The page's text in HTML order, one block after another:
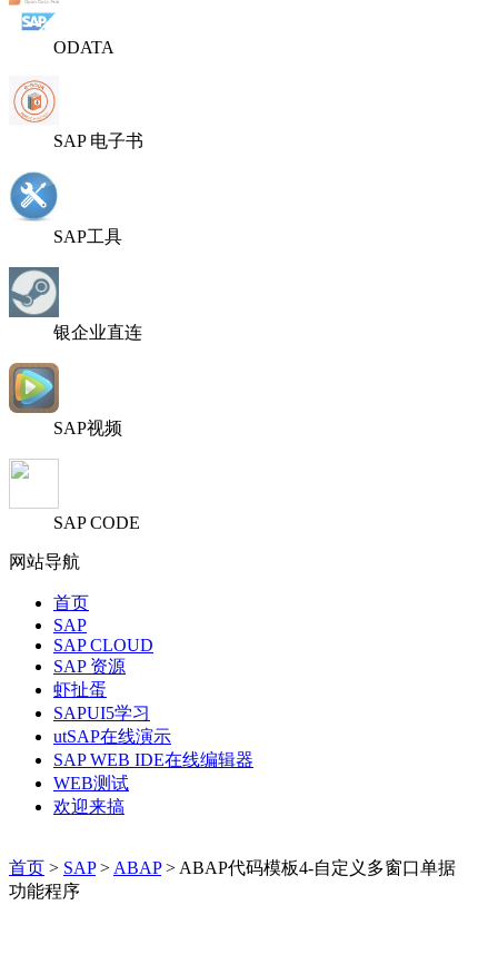
ODATA
SAP 电子书
SAP工具
银企业直连
SAP视频
SAP CODE
网站导航
首页
SAP
SAP CLOUD
SAP 资源
虾扯蛋
SAPUI5学习
utSAP在线演示
SAP WEB IDE在线编辑器
WEB测试
欢迎来搞
首页 > SAP> ABAP> ABAP代码模板4-自定义多窗口单据
功能程序